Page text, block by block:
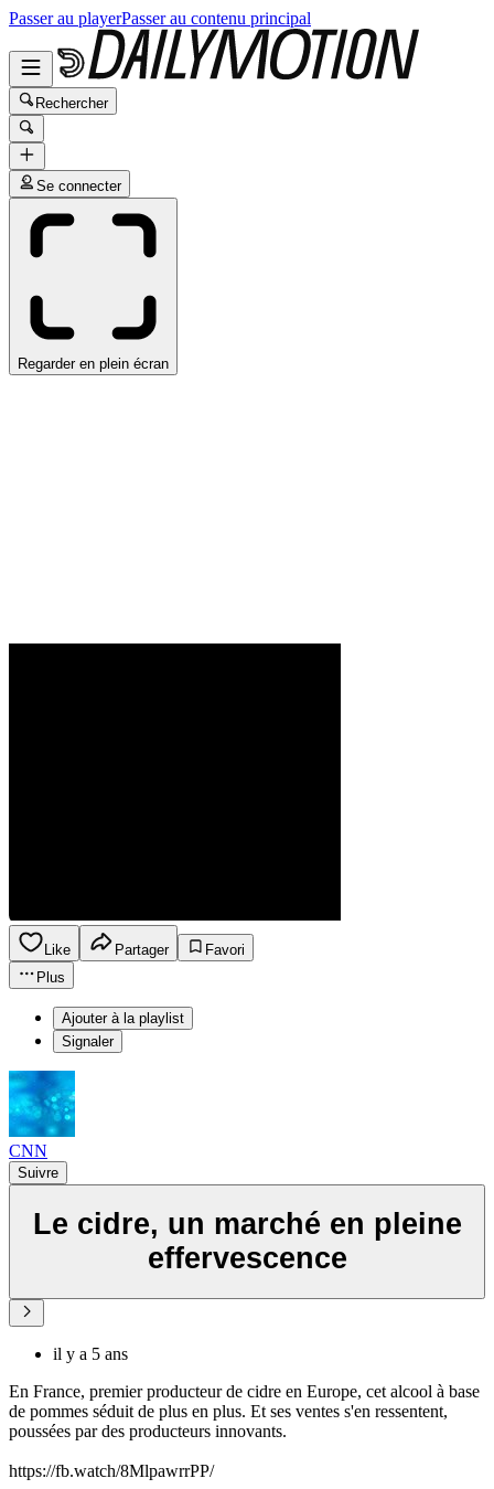
Passer au playerPasser au contenu principal
Rechercher
Se connecter
Regarder en plein écran
Like Partager
Favori
Plus
Ajouter à la playlist
Signaler
CNN
Suivre
Le cidre, un marché en pleine
effervescence
il y a 5 ans
En France, premier producteur de cidre en Europe, cet alcool à base
de pommes séduit de plus en plus. Et ses ventes s'en ressentent,
poussées par des producteurs innovants.
https://fb.watch/8MlpawrrPP/